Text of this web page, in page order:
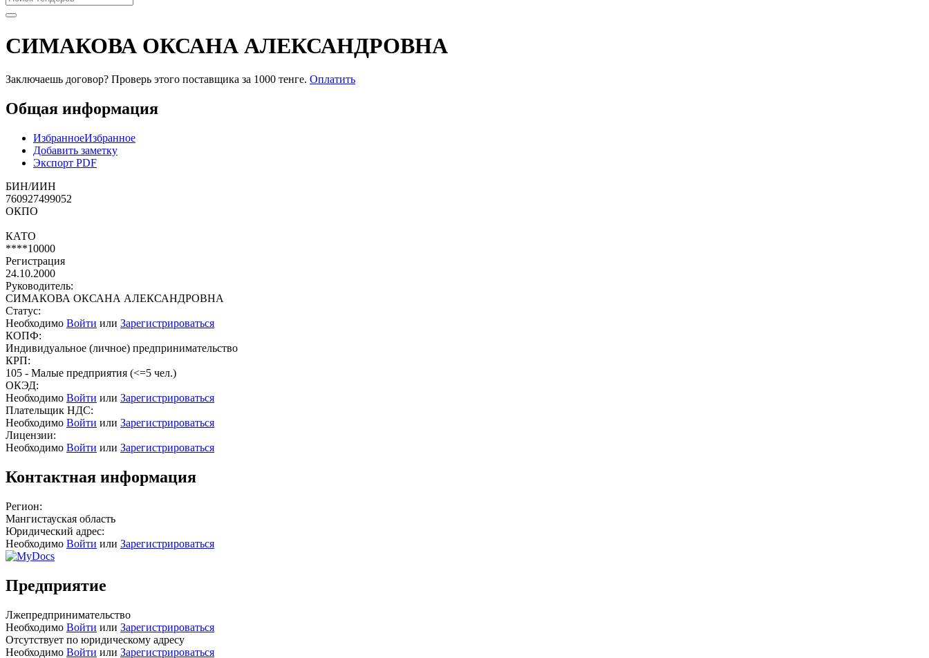
СИМАКОВА ОКСАНА АЛЕКСАНДРОВНА
Заключаешь договор? Проверь этого поставщика за 1000 тенге. Оплатить
Общая информация
ИзбранноеИзбранное
Добавить заметку
Экспорт PDF
БИН/ИИН
760927499052
ОКПО
КАТО
****10000
Регистрация
24.10.2000
Руководитель:
СИМАКОВА ОКСАНА АЛЕКСАНДРОВНА
Статус:
Необходимо Войти или Зарегистрироваться
КОПФ:
Индивидуальное (личное) предпринимательство
КРП:
105 - Малые предприятия (<=5 чел.)
ОКЭД:
Необходимо Войти или Зарегистрироваться
Плательщик НДС:
Необходимо Войти или Зарегистрироваться
Лицензии:
Необходимо Войти или Зарегистрироваться
Контактная информация
Регион:
Мангистауская область
Юридический адрес:
Необходимо Войти или Зарегистрироваться
Предприятие
Лжепредпринимательство
Необходимо Войти или Зарегистрироваться
Отсутствует по юридическому адресу
Необходимо Войти или Зарегистрироваться